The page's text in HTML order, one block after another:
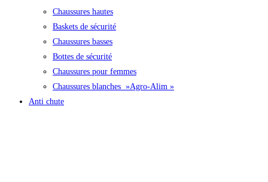
Chaussures hautes
Baskets de sécurité
Chaussures basses
Bottes de sécurité
Chaussures pour femmes
Chaussures blanches »Agro-Alim »
Anti chute